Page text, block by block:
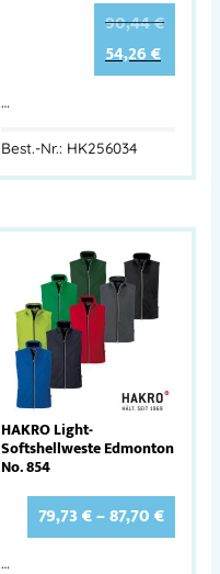
90,44€
54,26€
…
Best.-Nr.: HK256034
HAKRO Light-
Softshellweste Edmonton
No. 854
79,73€–87,70€
…